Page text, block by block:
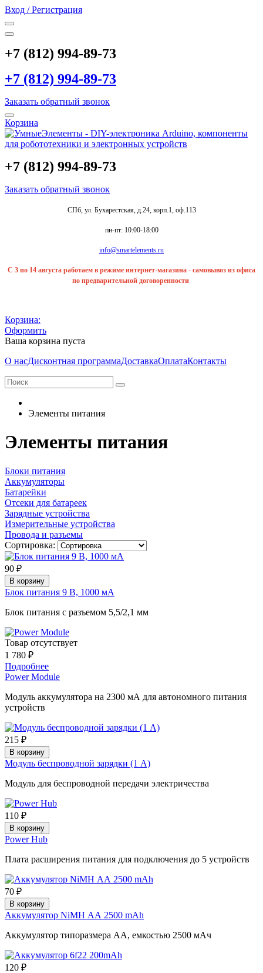
Вход / Регистрация
+7 (812) 994-89-73
+7 (812) 994-89-73
Заказать обратный звонок
Корзина
+7 (812) 994-89-73
Заказать обратный звонок
СПб, ул. Бухарестская, д.24, корп.1, оф.113
пн-пт: 10:00-18:00
info@smartelements.ru
С 3 по 14 августа работаем в режиме интернет-магазина - самовывоз из офиса
по предварительной договоренности
Корзина:
Оформить
Ваша корзина пуста
О насДисконтная программаДоставкаОплатаКонтакты
Элементы питания
Элементы питания
Блоки питания
Аккумуляторы
Батарейки
Отсеки для батареек
Зарядные устройства
Измерительные устройства
Провода и разъемы
Сортировка:
90 ₽
В корзину
Блок питания 9 В, 1000 мА
Блок питания с разъемом 5,5/2,1 мм
Товар отсутствует
1 780 ₽
Подробнее
Power Module
Модуль аккумулятора на 2300 мА для автономного питания
устройств
215 ₽
В корзину
Модуль беспроводной зарядки (1 А)
Модуль для беспроводной передачи электричества
110 ₽
В корзину
Power Hub
Плата расширения питания для подключения до 5 устройств
70 ₽
В корзину
Аккумулятор NiMH АА 2500 mAh
Аккумулятор типоразмера АА, емкостью 2500 мАч
120 ₽